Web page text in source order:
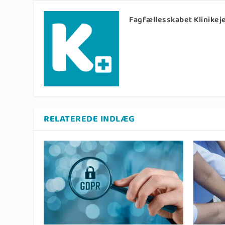
Fagfællesskabet
RELATEREDE INDLÆG